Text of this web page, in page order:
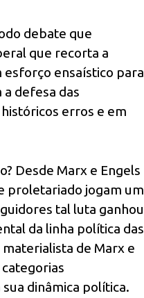
debate que
que recorta a
ensaístico para
defesa das
erros e em
Desde Marx e Engels
proletariado jogam um
tal luta ganhou
da linha política das
de Marx e
dinâmica política.